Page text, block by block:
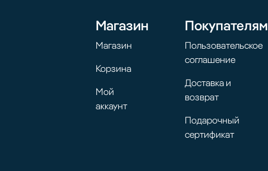
Магазин
Магазин
Корзина
Мой
аккаунт
Покупателям
Пользовательское
соглашение
Доставка и
возврат
Подарочный
сертификат